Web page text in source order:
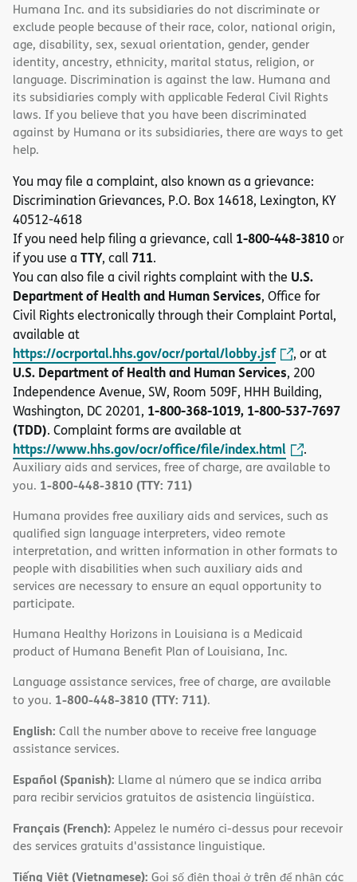
Humana Inc. and its subsidiaries do not discriminate or
exclude people because of their race, color, national origin,
age, disability, sex, sexual orientation, gender, gender
identity, ancestry, ethnicity, marital status, religion, or
language. Discrimination is against the law. Humana and
its subsidiaries comply with applicable Federal Civil Rights
laws. If you believe that you have been discriminated
against by Humana or its subsidiaries, there are ways to get
help.
You may file a complaint, also known as a grievance:
Discrimination Grievances, P.O. Box 14618, Lexington, KY
40512-4618
If you need help filing a grievance, call 1-800-448-3810or
if you use a TTY, call 711.
You can also file a civil rights complaint with the U.S.
Department of Health and Human Services, Office for
Civil Rights electronically through their Complaint Portal,
available at
https://ocrportal.hhs.gov/ocr/portal/lobby.jsf , or at
U.S. Department of Health and Human Services, 200
Independence Avenue, SW, Room 509F, HHH Building,
Washington, DC 20201, 1-800-368-1019, 1-800-537-7697
(TDD). Complaint forms are available at
https://www.hhs.gov/ocr/office/file/index.html .
Auxiliary aids and services, free of charge, are available to
you. 1-800-448-3810 (TTY: 711)
Humana provides free auxiliary aids and services, such as
qualified sign language interpreters, video remote
interpretation, and written information in other formats to
people with disabilities when such auxiliary aids and
services are necessary to ensure an equal opportunity to
participate.
Humana Healthy Horizons in Louisiana is a Medicaid
product of Humana Benefit Plan of Louisiana, Inc.
Language assistance services, free of charge, are available
to you. 1-800-448-3810 (TTY: 711).
English: Call the number above to receive free language
assistance services.
Español (Spanish): Llame al número que se indica arriba
para recibir servicios gratuitos de asistencia lingüística.
Français (French): Appelez le numéro ci-dessus pour recevoir
des services gratuits d'assistance linguistique.
Tiếng Việt (Vietnamese): Gọi số điện thoại ở trên để nhận các